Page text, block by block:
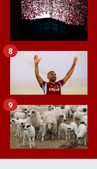
8
9